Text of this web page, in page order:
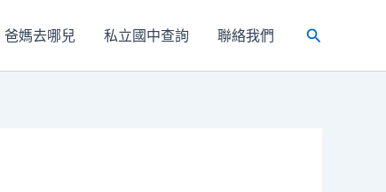
爸媽去哪兒 私立國中查詢 聯絡我們
搜